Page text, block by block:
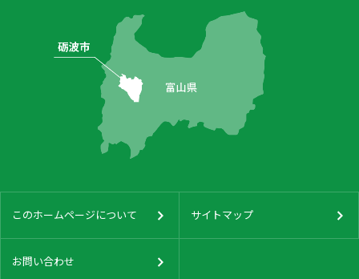
このホームページについて サイトマップ
お問い合わせ